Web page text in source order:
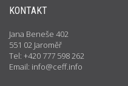
KONTAKT
Jana Beneše 402
551 02 Jaroměř
Tel: +420 777 598 262
Email: info@ceff.info